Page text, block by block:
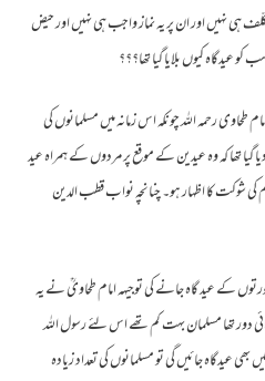
ہی نہیں اور ان پر یہ نماز واجب ہی نہیں اور حیض
عیدگاہ کیوں بلایا گیا تھا؟؟؟
طحاوی رحمہ اللہ چونکہ اس زمانہ میں مسلمانوں کی
گیا تھا کہ وہ عیدین کے موقع پر مردوں کے ہمراہ عید
کی شوکت کا اظہار ہو۔ چنانچہ نواب قطب الدین
کے عید گاہ جانے کی توجیہہ امام طحاویؒ نے یہ
دور تھا مسلمان بہت کم تھے اس لئے رسول اللہ
بھی عیدگاہ جائیں گی تو مسلمانوں کی تعداد زیادہ